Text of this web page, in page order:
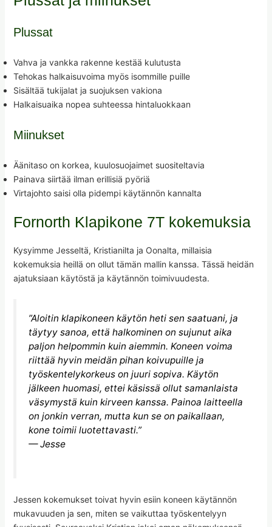
Plussat
Vahva ja vankka rakenne kestää kulutusta
Tehokas halkaisuvoima myös isommille puille
Sisältää tukijalat ja suojuksen vakiona
Halkaisuaika nopea suhteessa hintaluokkaan
Miinukset
Äänitaso on korkea, kuulosuojaimet suositeltavia
Painava siirtää ilman erillisiä pyöriä
Virtajohto saisi olla pidempi käytännön kannalta
Fornorth Klapikone 7T kokemuksia
Kysyimme Jesseltä, Kristianilta ja Oonalta, millaisia
kokemuksia heillä on ollut tämän mallin kanssa. Tässä heidän
ajatuksiaan käytöstä ja käytännön toimivuudesta.
”Aloitin klapikoneen käytön heti sen saatuani, ja
täytyy sanoa, että halkominen on sujunut aika
paljon helpommin kuin aiemmin. Koneen voima
riittää hyvin meidän pihan koivupuille ja
työskentelykorkeus on juuri sopiva. Käytön
jälkeen huomasi, ettei käsissä ollut samanlaista
väsymystä kuin kirveen kanssa. Painoa laitteella
on jonkin verran, mutta kun se on paikallaan,
kone toimii luotettavasti.”
— Jesse
Jessen kokemukset toivat hyvin esiin koneen käytännön
mukavuuden ja sen, miten se vaikuttaa työskentelyyn